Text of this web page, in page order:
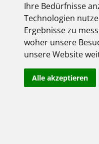
Ihre Bedürfnisse
Technologien
Ergebnisse zu
woher unsere
unsere Website
Alle akzeptieren
Über uns
Impressum